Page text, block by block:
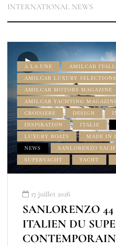
INTERNATIONAL NEWS
À LA UNE
AMILCAR
AMILCAR LUXURY
AMILCAR MOTORS MAGAZINE
AMILCAR YACHTING
CROISIÈRE
DESIGN
INSPIRATION
ITALIE
LUXURY BOATS
MADE IN
NEWS
SANLORENZO
SUPERYACHT
YACHT
17 juillet 2026
SANLORENZO 44
ITALIEN DU
CONTEMPORAIN